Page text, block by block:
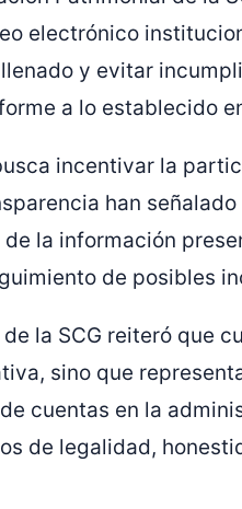
electrónico
y evitar
a lo establecido
incentivar la
han
la información
de posibles
la SCG reiteró que
sino que
cuentas en la
de legalidad,